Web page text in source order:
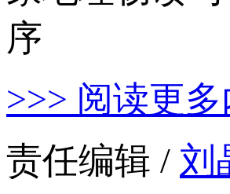
>>> 阅读更
责任编辑 / 刘